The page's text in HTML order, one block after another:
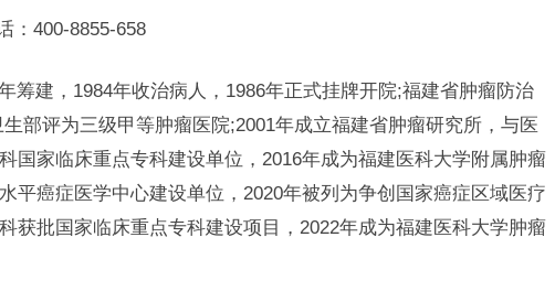
400-8855-658
建，1984年收治病人，1986年正式挂牌开院;福建省肿瘤防治
部评为三级甲等肿瘤医院;2001年成立福建省肿瘤研究所，与医
国家临床重点专科建设单位，2016年成为福建医科大学附属肿瘤
平癌症医学中心建设单位，2020年被列为争创国家癌症区域医疗
获批国家临床重点专科建设项目，2022年成为福建医科大学肿瘤